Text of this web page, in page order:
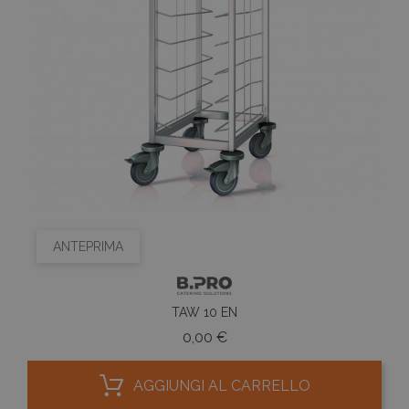
ANTEPRIMA
TAW 10 EN
0,00 €Prezzo
AGGIUNGI AL CARRELLO